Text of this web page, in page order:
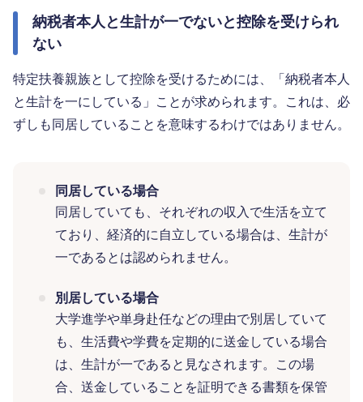
納税者本人と生計が一でないと控除を受けられ
ない
特定扶養親族として控除を受けるためには、「納税者本人
と生計を一にしている」ことが求められます。これは、必
ずしも同居していることを意味するわけではありません。
同居している場合
同居していても、それぞれの収入で生活を立て
ており、経済的に自立している場合は、生計が
一であるとは認められません。
別居している場合
大学進学や単身赴任などの理由で別居していて
も、生活費や学費を定期的に送金している場合
は、生計が一であると見なされます。この場
合、送金していることを証明できる書類を保管